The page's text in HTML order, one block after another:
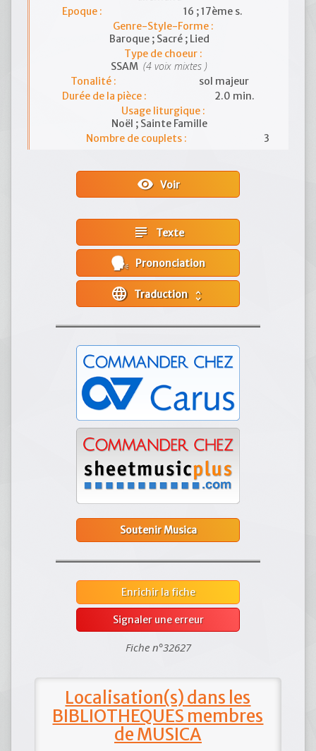
Epoque :
16 ; 17ème s.
Genre-Style-Forme :
Baroque ; Sacré ; Lied
Type de choeur :
SSAM (4 voix mixtes )
Tonalité :
sol majeur
Durée de la pièce :
2.0 min.
Usage liturgique :
Noël ; Sainte Famille
Nombre de couplets :
3
visibilityVoir
subject Texte
Prononciation
language unfold_more
Soutenir Musica
Enrichir la fiche
Signaler une erreur
Fiche n°32627
Localisation(s) dans les
BIBLIOTHEQUES membres
de MUSICA